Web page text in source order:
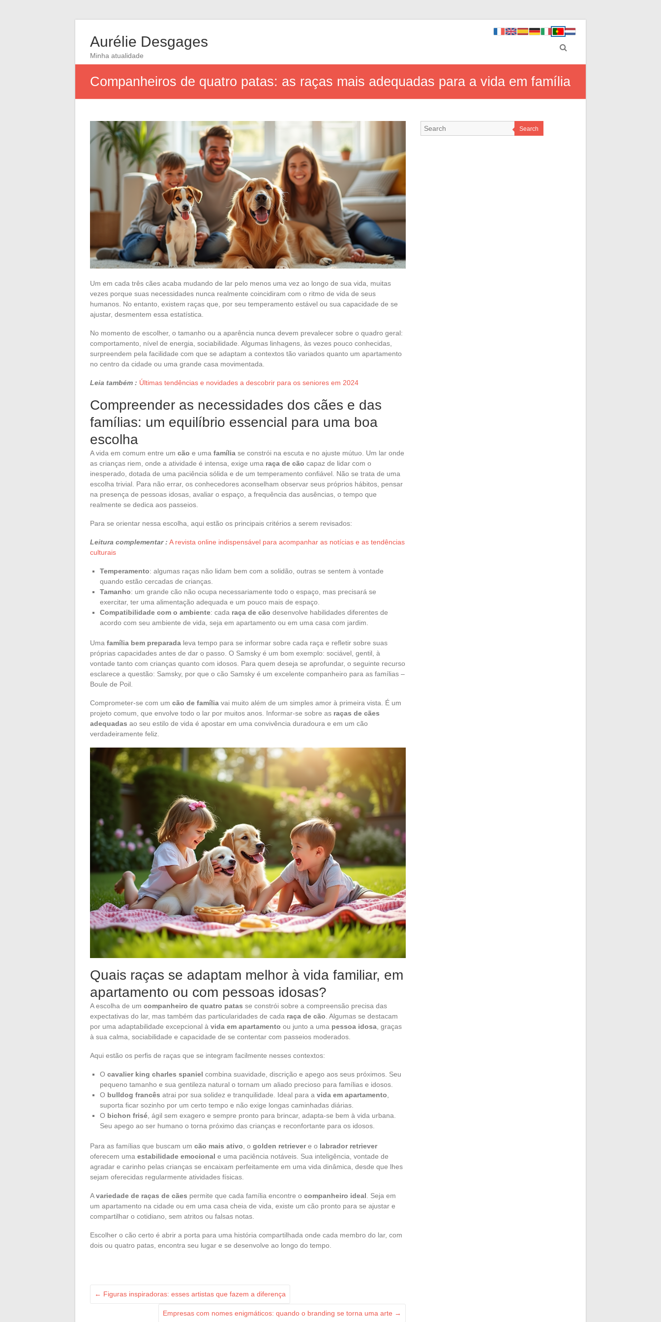
Aurélie Desgages
Minha atualidade
Companheiros de quatro patas: as raças mais adequadas para a vida em família
Um em cada três cães acaba mudando de lar pelo menos uma vez ao longo de sua vida, muitas
vezes porque suas necessidades nunca realmente coincidiram com o ritmo de vida de seus
humanos. No entanto, existem raças que, por seu temperamento estável ou sua capacidade de se
ajustar, desmentem essa estatística.
No momento de escolher, o tamanho ou a aparência nunca devem prevalecer sobre o quadro geral:
comportamento, nível de energia, sociabilidade. Algumas linhagens, às vezes pouco conhecidas,
surpreendem pela facilidade com que se adaptam a contextos tão variados quanto um apartamento
no centro da cidade ou uma grande casa movimentada.
Leia também : Últimas tendências e novidades a descobrir para os seniores em 2024
Compreender as necessidades dos cães e das
famílias: um equilíbrio essencial para uma boa
escolha
A vida em comum entre um cão e uma família se constrói na escuta e no ajuste mútuo. Um lar onde
as crianças riem, onde a atividade é intensa, exige uma raça de cão capaz de lidar com o
inesperado, dotada de uma paciência sólida e de um temperamento confiável. Não se trata de uma
escolha trivial. Para não errar, os conhecedores aconselham observar seus próprios hábitos, pensar
na presença de pessoas idosas, avaliar o espaço, a frequência das ausências, o tempo que
realmente se dedica aos passeios.
Para se orientar nessa escolha, aqui estão os principais critérios a serem revisados:
Leitura complementar : A revista online indispensável para acompanhar as notícias e as tendências
culturais
Temperamento: algumas raças não lidam bem com a solidão, outras se sentem à vontade
quando estão cercadas de crianças.
Tamanho: um grande cão não ocupa necessariamente todo o espaço, mas precisará se
exercitar, ter uma alimentação adequada e um pouco mais de espaço.
Compatibilidade com o ambiente: cada raça de cão desenvolve habilidades diferentes de
acordo com seu ambiente de vida, seja em apartamento ou em uma casa com jardim.
Uma família bem preparada leva tempo para se informar sobre cada raça e refletir sobre suas
próprias capacidades antes de dar o passo. O Samsky é um bom exemplo: sociável, gentil, à
vontade tanto com crianças quanto com idosos. Para quem deseja se aprofundar, o seguinte recurso
esclarece a questão: Samsky, por que o cão Samsky é um excelente companheiro para as famílias –
Boule de Poil.
Comprometer-se com um cão de família vai muito além de um simples amor à primeira vista. É um
projeto comum, que envolve todo o lar por muitos anos. Informar-se sobre as raças de cães
adequadas ao seu estilo de vida é apostar em uma convivência duradoura e em um cão
verdadeiramente feliz.
Quais raças se adaptam melhor à vida familiar, em
apartamento ou com pessoas idosas?
A escolha de um companheiro de quatro patas se constrói sobre a compreensão precisa das
expectativas do lar, mas também das particularidades de cada raça de cão . Algumas se destacam
por uma adaptabilidade excepcional à vida em apartamento ou junto a uma pessoa idosa , graças
à sua calma, sociabilidade e capacidade de se contentar com passeios moderados.
Aqui estão os perfis de raças que se integram facilmente nesses contextos:
O cavalier king charles spaniel combina suavidade, discrição e apego aos seus próximos. Seu
pequeno tamanho e sua gentileza natural o tornam um aliado precioso para famílias e idosos.
O bulldog francês atrai por sua solidez e tranquilidade. Ideal para a vida em apartamento
suporta ficar sozinho por um certo tempo e não exige longas caminhadas diárias.
O bichon frisé , ágil sem exagero e sempre pronto para brincar, adapta-se bem à vida urbana.
Seu apego ao ser humano o torna próximo das crianças e reconfortante para os idosos.
Para as famílias que buscam um cão mais ativo , o golden retrievere o labrador retriever
oferecem uma estabilidade emocional e uma paciência notáveis. Sua inteligência, vontade de
agradar e carinho pelas crianças se encaixam perfeitamente em uma vida dinâmica, desde que lhes
sejam oferecidas regularmente atividades físicas.
Avariedade de raças de cães permite que cada família encontre o companheiro ideal . Seja em
um apartamento na cidade ou em uma casa cheia de vida, existe um cão pronto para se ajustar e
compartilhar o cotidiano, sem atritos ou falsas notas.
Escolher o cão certo é abrir a porta para uma história compartilhada onde cada membro do lar, com
dois ou quatro patas, encontra seu lugar e se desenvolve ao longo do tempo.
← Figuras inspiradoras: esses artistas que fazem a diferença
Empresas com nomes enigmáticos: quando o branding se torna uma arte →
Search